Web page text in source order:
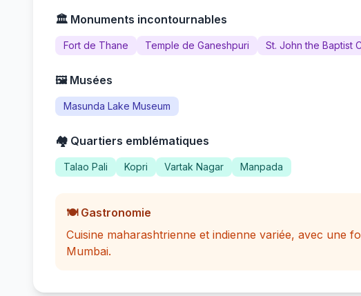
🏛️ Monuments incontournables
Fort de Thane Temple de Ganeshpuri St. John the Baptist
🖼️ Musées
Masunda Lake Museum
🏘️ Quartiers emblématiques
Talao Pali Kopri Vartak Nagar Manpada
🍽️ Gastronomie
Cuisine maharashtrienne et indienne variée, avec une
Mumbai.